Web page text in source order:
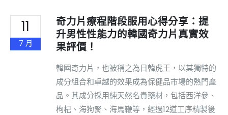
11
7 月
奇力片療程階段服用心得分享：提
升男性性能力的韓國奇力片真實效
果評價！
韓國奇力片，也被稱之為日韓虎王，以其獨特的
成分組合和卓越的效果成為保健品市場的熱門產
品。其成分採用純天然名貴藥材，包括西洋參、
枸杞、海狗腎、海馬鞭等，經過12道工序精製後